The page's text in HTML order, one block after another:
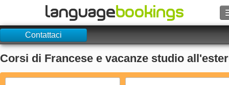
Contattaci
Contattaci
Corsi di Francese e vacanze studio